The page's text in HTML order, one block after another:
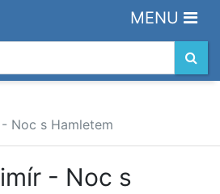
MENU
Noc s Hamletem
- Noc s